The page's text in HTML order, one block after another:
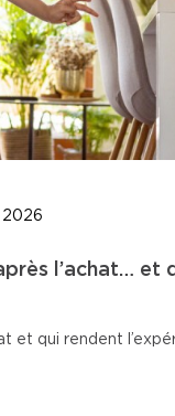
2026
l’achat… et
et qui rendent